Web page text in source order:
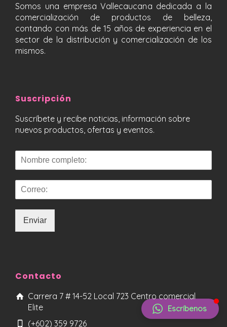
Liliana Gómez
Asesora
Escríbenos
Somos una empresa Vallecaucana dedicada a la
comercialización de productos de belleza,
contando con más de 15 años de experiencia en el
sector de la distribución y comercialización de los
mismos.
Suscripción
Suscríbete y recibe noticias, información sobre
nuevos productos, ofertas y eventos.
Enviar
Contacto
Carrera 7 # 14-52 Local 723 Centro comercial
Elite
(+602) 359 9726